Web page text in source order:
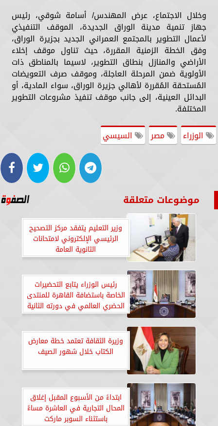
وخلال الاجتماع، عرض المهندس/ أسامة شوقي، رئيس
جهاز تنمية مدينة الوراق الجديدة، الموقف التنفيذي
لأعمال التطوير بالمجتمع العمراني الجديد بجزيرة الوراق،
وفق الخطة الزمنية المقررة، حيث تناول موقف إخلاء
الأراضي والمنازل بنطاق التطوير، لاسيما بالمناطق ذات
الأولوية ضمن المرحلة العاجلة، وموقف صرف التعويضات
المُستحقة المُقررة لأهالي جزيرة الوراق، سواء المادية، أو
البدائل العينية، إلى جانب موقف تنفيذ مشروعات التطوير
المختلفة.
الوزراء
مصر السيسي
موضوعات متعلقة
وزير التعليم يتفقد مركز التصحيح
الرئيسي الإلكتروني لامتحانات
الثانوية العامة
رئيس الوزراء يتابع التحضيرات
الخاصة باستضافة القاهرة للمنتدى
الحضري العالمي في دورته الثانية
عشرة
وزيرة الثقافة تعتمد خطة معارض
الكتاب خلال شهور الصيف
ابتداءً من الأسبوع المقبل إغلاق
المحال التجارية في العاشرة مساءً
باستثناء السوبر ماركت